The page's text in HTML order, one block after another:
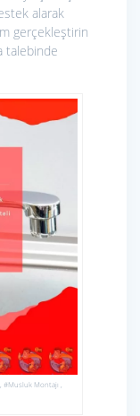
alarak
gerçekleştirin
talebinde
Montajı ,